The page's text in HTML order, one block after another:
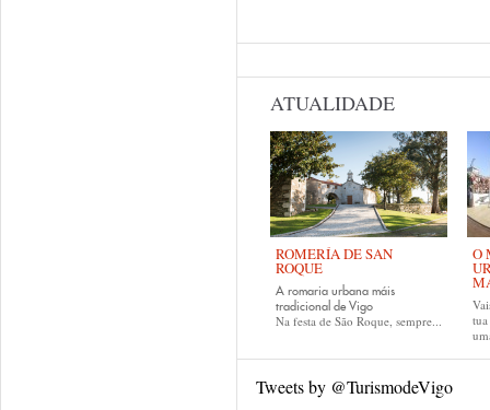
ATUALIDADE
ROMERÍA DE SAN
ROQUE
A romaria urbana máis
tradicional de Vigo
Na festa de São Roque, sempre...
O
Tweets by @TurismodeVigo